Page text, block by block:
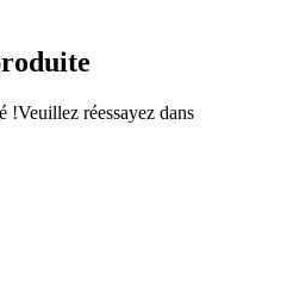
!Veuillez réessayez dans